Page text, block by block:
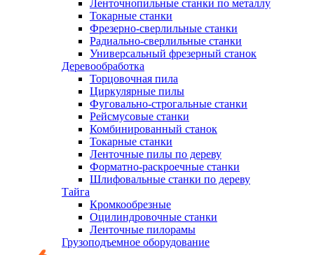
Ленточнопильные станки по металлу
Токарные станки
Фрезерно-сверлильные станки
Радиально-сверлильные станки
Универсальный фрезерный станок
Деревообработка
Торцовочная пила
Циркулярные пилы
Фуговально-строгальные станки
Рейсмусовые станки
Комбинированный станок
Токарные станки
Ленточные пилы по дереву
Форматно-раскроечные станки
Шлифовальные станки по дереву
Тайга
Кромкообрезные
Оцилиндровочные станки
Ленточные пилорамы
Грузоподъемное оборудование